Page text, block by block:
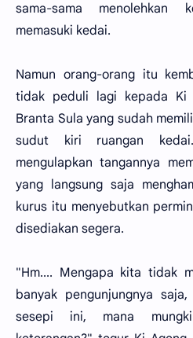
sama-sama menolehkan
memasuki kedai.
Namun orang-orang itu
tidak peduli lagi kepada Ki
Branta Sula yang sudah
sudut kiri ruangan
mengulapkan tangannya
yang langsung saja
kurus itu menyebutkan
disediakan segera.
"Hm.... Mengapa kita tidak
banyak pengunjungnya
sesepi ini, mana